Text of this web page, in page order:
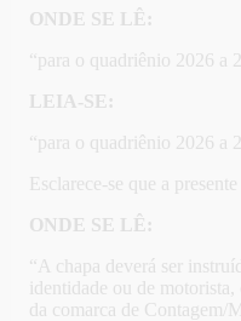
ONDE SE LÊ:
“para o quadriênio 2026 a
LEIA-SE:
“para o quadriênio 2026 a
Esclarece-se que a
ONDE SE LÊ:
“A chapa deverá ser
identidade ou de
da comarca de Contagem/